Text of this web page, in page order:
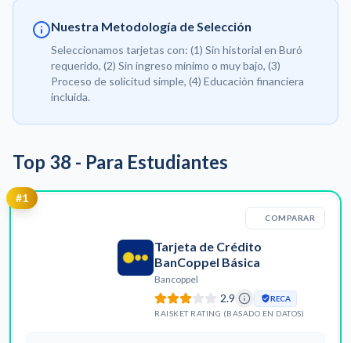
Nuestra Metodología de Selección
Seleccionamos tarjetas con: (1) Sin historial en Buró
requerido, (2) Sin ingreso mínimo o muy bajo, (3)
Proceso de solicitud simple, (4) Educación financiera
incluida.
Top 38 - Para Estudiantes
#1
COMPARAR
Tarjeta de Crédito
BanCoppel Básica
Bancoppel
2.9
RECA
RAISKET RATING (BASADO EN DATOS)